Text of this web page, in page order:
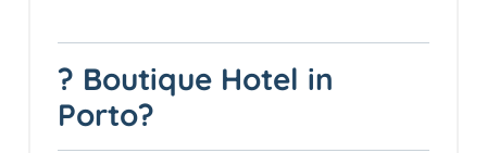
? Boutique Hotel in
Porto?